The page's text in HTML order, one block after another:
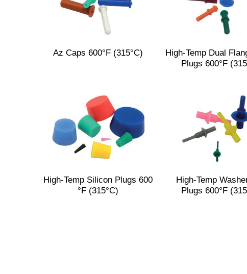
Az Caps 600°F (315°C)
High-Temp Dual
Plugs 600°F
High-Temp Silicon Plugs 600
°F (315°C)
High-Temp
Plugs 600°F